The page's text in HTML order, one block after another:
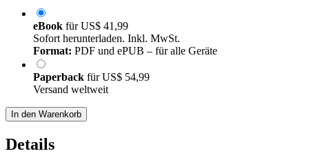
eBook fürUS$ 41,99
Sofort herunterladen. Inkl. MwSt.
Format: PDF und ePUB – für alle Geräte
Paperback fürUS$ 54,99
Versand weltweit
In den Warenkorb
Details